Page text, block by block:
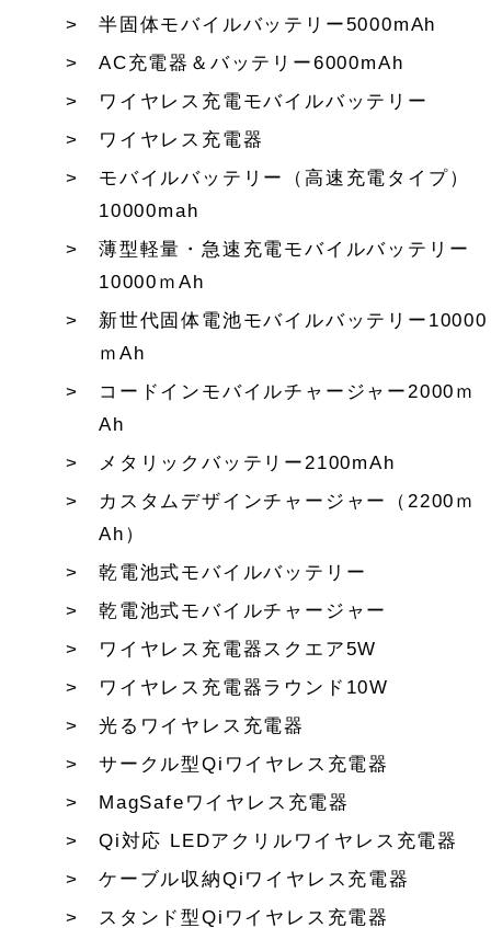
半固体モバイルバッテリー5000mAh
AC充電器＆バッテリー6000mAh
ワイヤレス充電モバイルバッテリー
ワイヤレス充電器
モバイルバッテリー（高速充電タイプ）
10000mah
薄型軽量・急速充電モバイルバッテリー
10000ｍAh
新世代固体電池モバイルバッテリー10000
ｍAh
コードインモバイルチャージャー2000ｍ
Ah
メタリックバッテリー2100mAh
カスタムデザインチャージャー（2200ｍ
Ah）
乾電池式モバイルバッテリー
乾電池式モバイルチャージャー
ワイヤレス充電器スクエア5W
ワイヤレス充電器ラウンド10W
光るワイヤレス充電器
サークル型Qiワイヤレス充電器
MagSafeワイヤレス充電器
Qi対応 LEDアクリルワイヤレス充電器
ケーブル収納Qiワイヤレス充電器
スタンド型Qiワイヤレス充電器